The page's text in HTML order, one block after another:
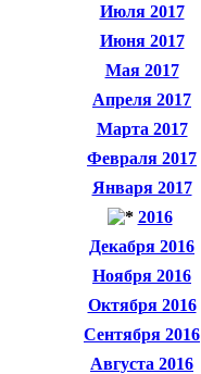
Июля 2017
Июня 2017
Мая 2017
Апреля 2017
Марта 2017
Февраля 2017
Января 2017
2016
Декабря 2016
Ноября 2016
Октября 2016
Сентября 2016
Августа 2016